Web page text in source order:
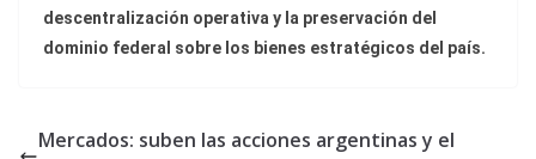
descentralización operativa y la preservación del
dominio federal sobre los bienes estratégicos del país.
Mercados: suben las acciones argentinas y el